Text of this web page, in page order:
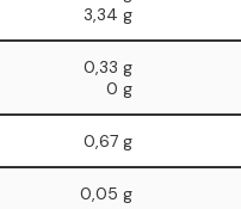
⁠3,34 g
0,33 g
⁠0 g
0,67 g
0,05 g